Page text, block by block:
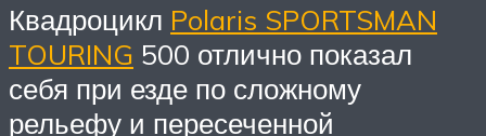
Квадроцикл Polaris SPORTSMAN
TOURING 500 отлично показал
себя при езде по сложному
рельефу и пересеченной